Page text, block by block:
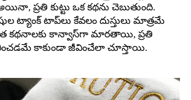
ప్రతి కుట్టు ఒక కథను చెబుతుంది.
ట్యాంక్ టాప్‌లు కేవలం దుస్తులు మాత్రమే
కథనాలకు కాన్వాస్‌గా మారతాయి, ప్రతి
కాకుండా జీవించేలా చూస్తాయి.